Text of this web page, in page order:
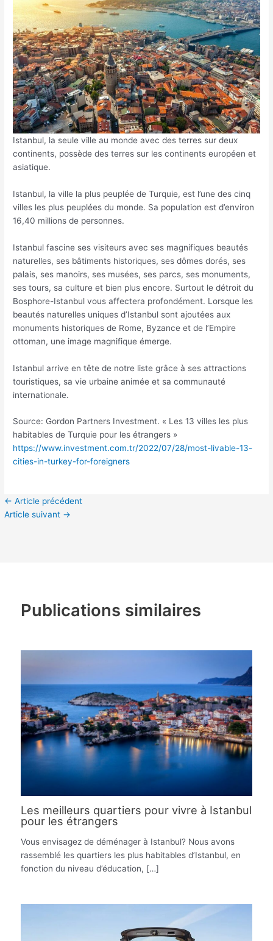
Istanbul, la seule ville au monde avec des terres sur deux
continents, possède des terres sur les continents européen et
asiatique.
Istanbul, la ville la plus peuplée de Turquie, est l’une des cinq
villes les plus peuplées du monde. Sa population est d’environ
16,40 millions de personnes.
Istanbul fascine ses visiteurs avec ses magnifiques beautés
naturelles, ses bâtiments historiques, ses dômes dorés, ses
palais, ses manoirs, ses musées, ses parcs, ses monuments,
ses tours, sa culture et bien plus encore. Surtout le détroit du
Bosphore-Istanbul vous affectera profondément. Lorsque les
beautés naturelles uniques d’Istanbul sont ajoutées aux
monuments historiques de Rome, Byzance et de l’Empire
ottoman, une image magnifique émerge.
Istanbul arrive en tête de notre liste grâce à ses attractions
touristiques, sa vie urbaine animée et sa communauté
internationale.
Source: Gordon Partners Investment. « Les 13 villes les plus
habitables de Turquie pour les étrangers »
https://www.investment.com.tr/2022/07/28/most-livable-13-
cities-in-turkey-for-foreigners
← Article précédent
Article suivant →
Publications similaires
Les meilleurs quartiers pour vivre à Istanbul
pour les étrangers
Vous envisagez de déménager à Istanbul? Nous avons
rassemblé les quartiers les plus habitables d’Istanbul, en
fonction du niveau d’éducation, […]